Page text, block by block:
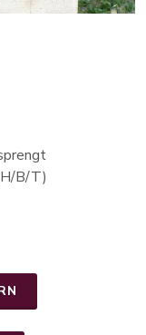
B/T)